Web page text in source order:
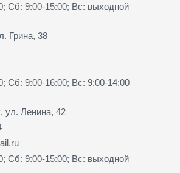
Сб: 9:00-15:00; Вс: выходной
Грина, 38
Сб: 9:00-16:00; Вс: 9:00-14:00
ул. Ленина, 42
Сб: 9:00-15:00; Вс: выходной